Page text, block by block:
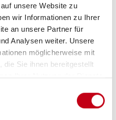
unsere Website zu
wir Informationen zu Ihrer
an unsere Partner für
Analysen weiter. Unsere
möglicherweise mit
die Sie ihnen bereitgestellt
Ihrer Nutzung der Dienste